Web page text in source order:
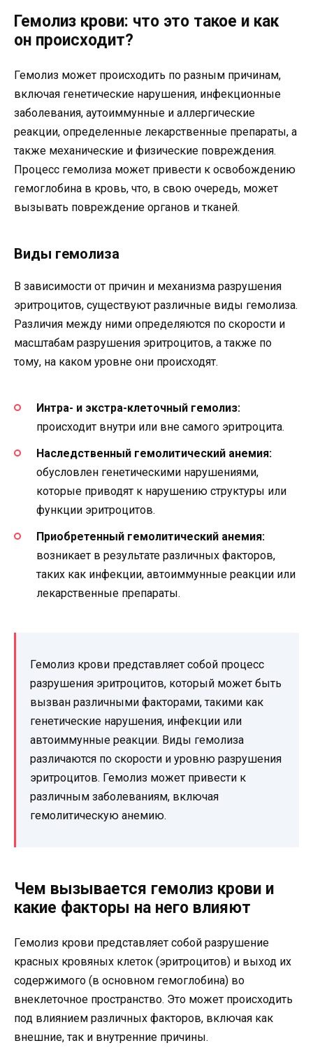
Гемолиз крови: что это такое и как
он происходит?
Гемолиз может происходить по разным причинам,
включая генетические нарушения, инфекционные
заболевания, аутоиммунные и аллергические
реакции, определенные лекарственные препараты, а
также механические и физические повреждения.
Процесс гемолиза может привести к освобождению
гемоглобина в кровь, что, в свою очередь, может
вызывать повреждение органов и тканей.
Виды гемолиза
В зависимости от причин и механизма разрушения
эритроцитов, существуют различные виды гемолиза.
Различия между ними определяются по скорости и
масштабам разрушения эритроцитов, а также по
тому, на каком уровне они происходят.
Интра- и экстра-клеточный гемолиз:
происходит внутри или вне самого эритроцита.
Наследственный гемолитический анемия:
обусловлен генетическими нарушениями,
которые приводят к нарушению структуры или
функции эритроцитов.
Приобретенный гемолитический анемия:
возникает в результате различных факторов,
таких как инфекции, автоиммунные реакции или
лекарственные препараты.
Гемолиз крови представляет собой процесс
разрушения эритроцитов, который может быть
вызван различными факторами, такими как
генетические нарушения, инфекции или
автоиммунные реакции. Виды гемолиза
различаются по скорости и уровню разрушения
эритроцитов. Гемолиз может привести к
различным заболеваниям, включая
гемолитическую анемию.
Чем вызывается гемолиз крови и
какие факторы на него влияют
Гемолиз крови представляет собой разрушение
красных кровяных клеток (эритроцитов) и выход их
содержимого (в основном гемоглобина) во
внеклеточное пространство. Это может происходить
под влиянием различных факторов, включая как
внешние, так и внутренние причины.